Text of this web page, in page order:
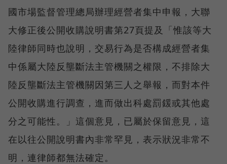
國市場監督管理總局辦理經營者集中申報，大聯
大修正後公開收購說明書第27頁提及「惟該等大
陸律師同時也說明，交易行為是否構成經營者集
中係屬大陸反壟斷法主管機關之權限，不排除大
陸反壟斷法主管機關因第三人之舉報，而對本件
公開收購進行調查，進而做出科處罰鍰或其他處
分之可能性。」這個意見，已屬於保留意見，這
在以往公開說明書內非常罕見，表示狀況非常不
明，連律師都無法確定。